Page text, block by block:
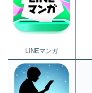
LINEマンガ